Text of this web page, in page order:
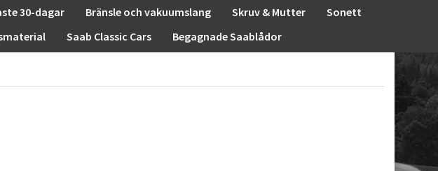
30-dagar Bränsle och vakuumslang Skruv & Mutter
Sonett
Saab Classic Cars Begagnade Saablådor